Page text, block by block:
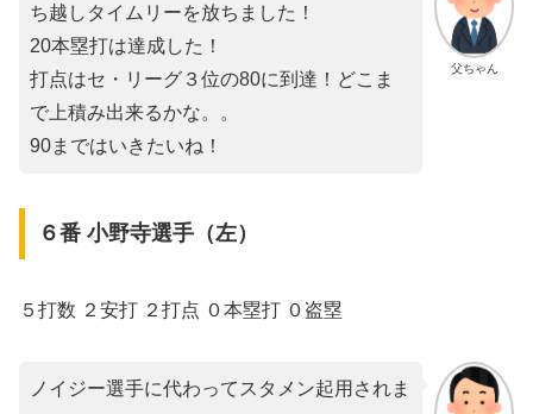
父ちゃん
ち越しタイムリーを放ちました！
20本塁打は達成した！
打点はセ・リーグ３位の80に到達！どこま
で上積み出来るかな。。
90まではいきたいね！
６番 小野寺選手（左）
５打数 ２安打 ２打点 ０本塁打 ０盗塁
ノイジー選手に代わってスタメン起用されま